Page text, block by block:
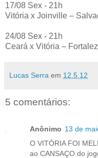
17/08 Sex - 21h
Vitória x Joinville –
24/08 Sex - 21h
Ceará x Vitória –
Lucas Serra em 12.5.12
5 comentários:
Anônimo 13 de
O VITÓRIA FOI
ao CANSAÇO do